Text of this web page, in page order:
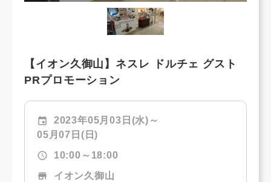
【イオン久御山】ネスレ ドルチェ グスト
PRプロモーション
event
2023年05月03日(水)～
05月07日(日)
schedule 10:00～18:00
store イオン久御山